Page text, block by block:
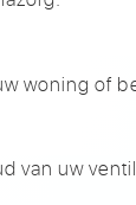
woning of
van uw